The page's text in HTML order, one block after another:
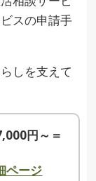
スの申請手
しを支えて
円～＝
ページ